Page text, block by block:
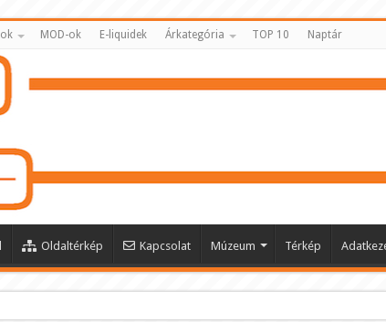
MOD-ok E-liquidek Árkategória TOP 10 Naptár
Oldaltérkép Kapcsolat Múzeum Térkép